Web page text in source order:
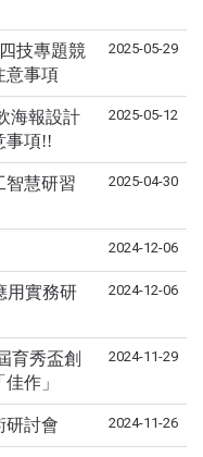
技專題競
意事項
2025-05-29
海報設計
事項!!
2025-05-12
智慧研習
2025-04-30
2024-12-06
用實務研
2024-12-06
育秀盃創
作」
2024-11-29
研討會 2024-11-26